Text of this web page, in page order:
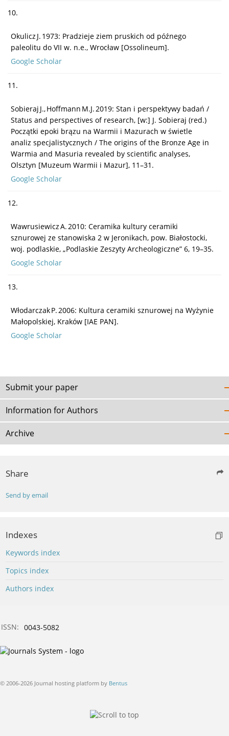
10.
Okulicz J. 1973: Pradzieje ziem pruskich od późnego
paleolitu do VII w. n.e., Wrocław [Ossolineum].
Google Scholar
11.
Sobieraj J., Hoffmann M.J. 2019: Stan i perspektywy badań /
Status and perspectives of research, [w:] J. Sobieraj (red.)
Początki epoki brązu na Warmii i Mazurach w świetle
analiz specjalistycznych / The origins of the Bronze Age in
Warmia and Masuria revealed by scientific analyses,
Olsztyn [Muzeum Warmii i Mazur], 11–31.
Google Scholar
12.
Wawrusiewicz A. 2010: Ceramika kultury ceramiki
sznurowej ze stanowiska 2 w Jeronikach, pow. Białostocki,
woj. podlaskie, „Podlaskie Zeszyty Archeologiczne” 6, 19–35.
Google Scholar
13.
Włodarczak P. 2006: Kultura ceramiki sznurowej na Wyżynie
Małopolskiej, Kraków [IAE PAN].
Google Scholar
Submit your paper
Information for Authors
Archive
Share
Send by email
Indexes
Keywords index
Topics index
Authors index
ISSN: 0043-5082
© 2006-2026 Journal hosting platform by Bentus